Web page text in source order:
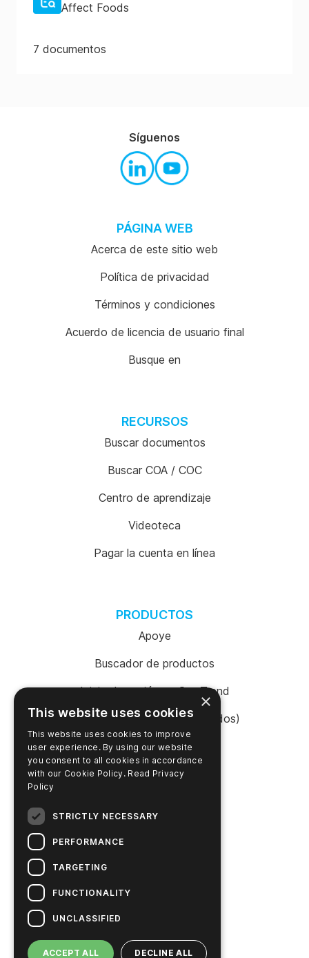
Affect Foods
7 documentos
PÁGINA WEB
Acerca de este sitio web
Política de privacidad
Términos y condiciones
Acuerdo de licencia de usuario final
Busque en
RECURSOS
Buscar documentos
Buscar COA / COC
Centro de aprendizaje
Videoteca
Pagar la cuenta en línea
PRODUCTOS
Apoye
Buscador de productos
Inicio de sesión en SureTrend
Tienda en línea (Estados Unidos)
Tienda en línea (Australia)
Historia de Hygiena
Soluciones sostenibles
Síguenos
×
This website uses cookies
This website uses cookies to improve
user experience. By using our website
you consent to all cookies in accordance
with our Cookie Policy. Read Privacy
Policy
STRICTLY NECESSARY
PERFORMANCE
TARGETING
FUNCTIONALITY
UNCLASSIFIED
ACCEPT ALL DECLINE ALL